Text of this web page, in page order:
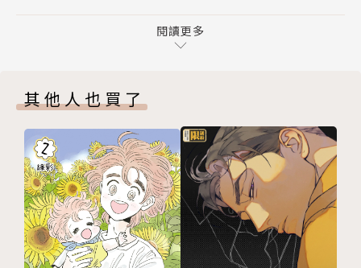
6月漫畫
7月漫畫
8月日期
8月漫畫
9月日期
9月漫畫
10月日期
閱讀更多
其他人也買了